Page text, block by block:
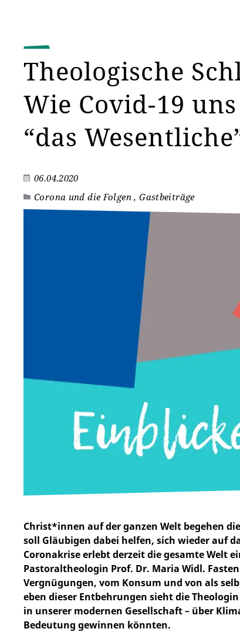
Theologische
Wie Covid-19
“das
06.04.2020
Corona und die Folgen , Gastbeiträge
Christ*innen auf der ganzen Welt begehen
soll Gläubigen dabei helfen, sich wieder auf
Coronakrise erlebt derzeit die gesamte Welt
Pastoraltheologin Prof. Dr. Maria Widl.
Vergnügungen, vom Konsum und von als
eben dieser Entbehrungen sieht die
in unserer modernen Gesellschaft – über
Bedeutung gewinnen könnten.